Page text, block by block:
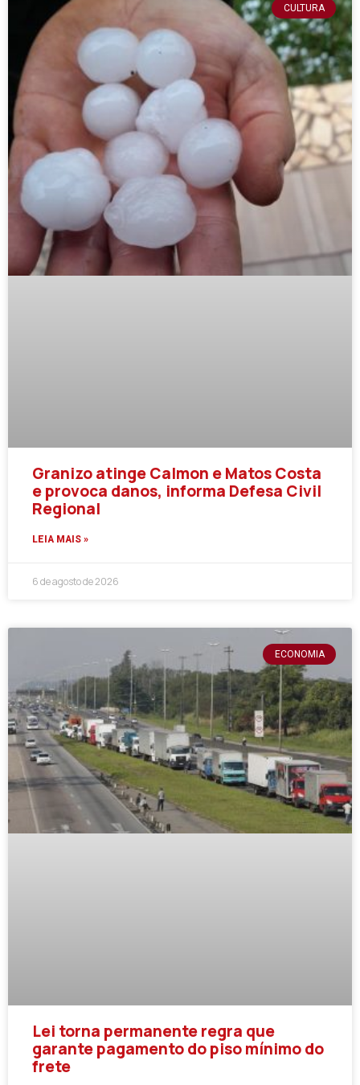
CULTURA
Granizo atinge Calmon e Matos Costa
e provoca danos, informa Defesa Civil
Regional
LEIA MAIS »
6 de agosto de 2026
ECONOMIA
Lei torna permanente regra que
garante pagamento do piso mínimo do
frete